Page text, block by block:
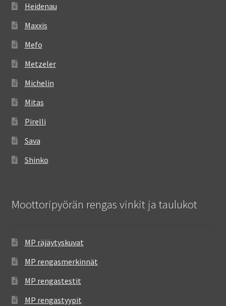
Heidenau
Maxxis
Mefo
Metzeler
Michelin
Mitas
Pirelli
Sava
Shinko
Moottoripyörän rengas vinkit ja taulukot
MP räjäytyskuvat
MP rengasmerkinnät
MP rengastestit
MP rengastyypit